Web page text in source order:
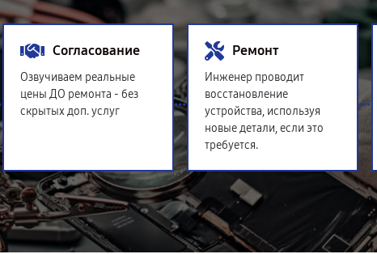
Согласование
Озвучиваем реальные
цены ДО ремонта - без
скрытых доп. услуг
Ремонт
Инженер проводит
восстановление
устройства, используя
новые детали, если это
требуется.